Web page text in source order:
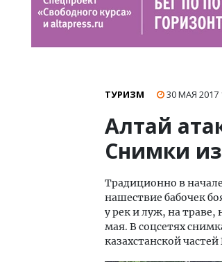
ТУРИЗМ 30 МАЯ 2017
Алтай
Снимки
Традиционно в
нашествие бабочек
у рек и луж, на
мая. В соцсетях
казахстанской